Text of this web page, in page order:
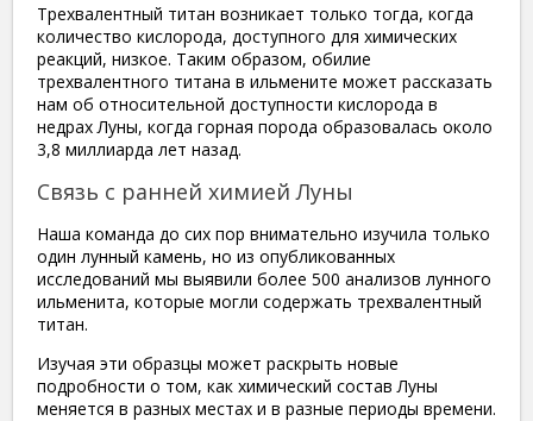
Трехвалентный титан возникает только тогда, когда
количество кислорода, доступного для химических
реакций, низкое. Таким образом, обилие
трехвалентного титана в ильмените может рассказать
нам об относительной доступности кислорода в
недрах Луны, когда горная порода образовалась около
3,8 миллиарда лет назад.
Связь с ранней химией Луны
Наша команда до сих пор внимательно изучила только
один лунный камень, но из опубликованных
исследований мы выявили более 500 анализов лунного
ильменита, которые могли содержать трехвалентный
титан.
Изучая эти образцы может раскрыть новые
подробности о том, как химический состав Луны
меняется в разных местах и в разные периоды времени.